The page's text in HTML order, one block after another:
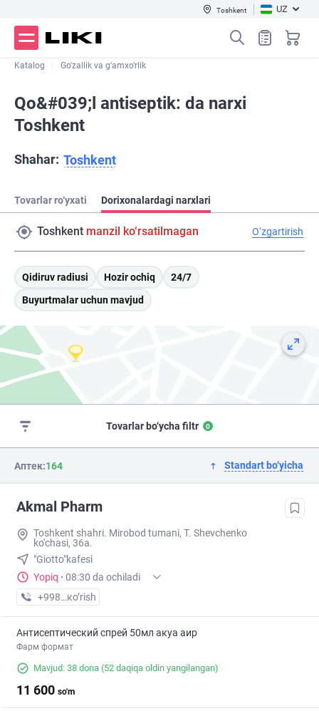
Toshkent UZ
Katalog Go'zallik va g'amxo'rlik
Qo&#039;l antiseptik: da narxi
Toshkent
Shahar: Toshkent
Tovarlar ro‘yxati Dorixonalardagi narxlari
Toshkent manzil ko‘rsatilmagan O‘zgartirish
Qidiruv radiusi Hozir ochiq
24/7
Buyurtmalar uchun mavjud
Tovarlar bo‘ycha filtr 0
Аптек:164 Standart bo‘yicha
Akmal Pharm
Toshkent shahri. Mirobod tumani, T. Shevchenko
ko'chasi, 36a.
"Giotto"kafesi
Yopiq · 08:30 da ochiladi
+998 (99) XXX-XX-XX
кo’rish
Антисептический спрей 50мл акуа аир
Фарм формат
Mavjud: 38 dona (52 daqiqa oldin yangilangan)
11 600 so'm